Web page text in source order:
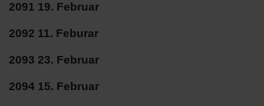
2091 19. Februar
2092 11. Feburar
2093 23. Februar
2094 15. Februar